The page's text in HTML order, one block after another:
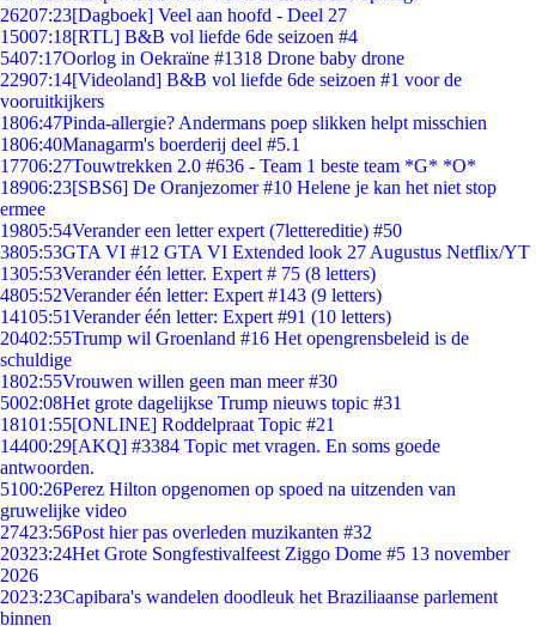
26207:23[Dagboek] Veel aan hoofd - Deel 27
15007:18[RTL] B&B vol liefde 6de seizoen #4
5407:17Oorlog in Oekraïne #1318 Drone baby drone
22907:14[Videoland] B&B vol liefde 6de seizoen #1 voor de
vooruitkijkers
1806:47Pinda-allergie? Andermans poep slikken helpt misschien
1806:40Managarm's boerderij deel #5.1
17706:27Touwtrekken 2.0 #636 - Team 1 beste team *G* *O*
18906:23[SBS6] De Oranjezomer #10 Helene je kan het niet stop
ermee
19805:54Verander een letter expert (7lettereditie) #50
3805:53GTA VI #12 GTA VI Extended look 27 Augustus Netflix/YT
1305:53Verander één letter. Expert # 75 (8 letters)
4805:52Verander één letter: Expert #143 (9 letters)
14105:51Verander één letter: Expert #91 (10 letters)
20402:55Trump wil Groenland #16 Het opengrensbeleid is de
schuldige
1802:55Vrouwen willen geen man meer #30
5002:08Het grote dagelijkse Trump nieuws topic #31
18101:55[ONLINE] Roddelpraat Topic #21
14400:29[AKQ] #3384 Topic met vragen. En soms goede
antwoorden.
5100:26Perez Hilton opgenomen op spoed na uitzenden van
gruwelijke video
27423:56Post hier pas overleden muzikanten #32
20323:24Het Grote Songfestivalfeest Ziggo Dome #5 13 november
2026
2023:23Capibara's wandelen doodleuk het Braziliaanse parlement
binnen